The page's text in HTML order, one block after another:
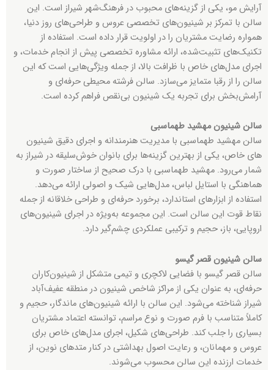
آرایش مو، یکی از گزینه‌های محبوب در فرهنگ‌شهر شیراز است. این
سالن با تمرکز بر شینیون‌های تخصصی عروس و طراحی‌های روز دنیا،
همواره رضایت مشتریان را در اولویت قرار داده است. استفاده از
تکنیک‌های تثبیت‌شده، ارائه مشاوره تخصصی پیش از انجام خدمات، و
اجرای مدل‌های خاص با ظرافت بالا، از جمله ویژگی‌هایی است که این
سالن را از رقبا متمایز می‌سازد. سالن فرشته محیطی حرفه‌ای و
آرامش‌بخش برای تجربه یک شینیون بی‌نقص فراهم کرده است.
سالن شینیون مهشید طهماسبی
سالن مهشید طهماسبی با مدیریت هنرمندانه و اجرای دقیق شینیون
های خاص، یکی از بهترین گزینه‌ها برای بانوان خوش‌سلیقه در شیراز به
شمار می‌رود. مهشید طهماسبی با درک صحیح از ساختار صورت و
هماهنگی با استایل لباس، مدل‌هایی شیک و اصولی ارائه می‌دهد.
استفاده از ابزارهای استاندارد، برخورد حرفه‌ای و طراحی خلاقانه از جمله
نقاط قوت این سالن است. این مجموعه به‌ویژه در اجرای شینیون‌های
اروپایی، باز، حجیم و ترکیبی عملکردی چشم‌گیر دارد.
سالن شینیون قصر گیسو
سالن قصر گیسو با فضایی لاکچری و تیمی متشکل از شینیون‌کاران
حرفه‌ای، به عنوان یکی از مراکز شاخص شینیون در منطقه عفیف‌آباد
شیراز شناخته می‌شود. این سالن با ارائه شینیون‌های ماندگار، حجیم و
کاملاً متناسب با فرم صورت و نوع مراسم، توانسته اعتماد مشتریان
بسیاری را جلب کند. طراحی‌های شکیل، اجرای مدل‌های خاص برای
عروس و مهمانان، و رعایت اصول بهداشتی در کنار متدهای نوین، از
خدمات ارزنده این سالن محسوب می‌شوند.